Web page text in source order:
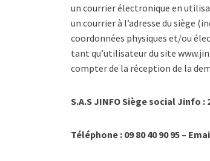
un courrier électronique en
un courrier à l’adresse du siège
coordonnées physiques et/ou
tant qu’utilisateur du site
compter de la réception de la
S.A.S JINFO Siège social Jinfo :
Téléphone : 09 80 40 90 95 –